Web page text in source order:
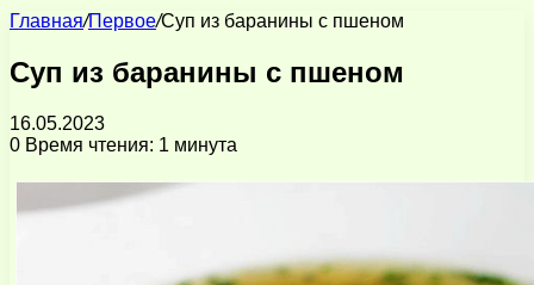
Главная/Первое/Суп из баранины с пшеном
Суп из баранины с пшеном
16.05.2023
0 Время чтения: 1 минута